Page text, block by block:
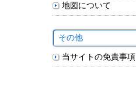
地図について
その他
当サイトの免責事項